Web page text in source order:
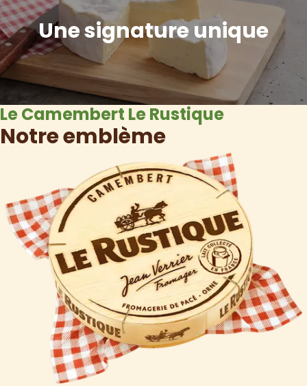
Une signature unique
Le Camembert Le Rustique
Notre emblème